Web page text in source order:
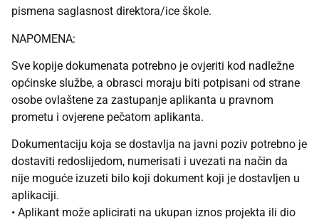
pismena saglasnost direktora/ice škole.
NAPOMENA:
Sve kopije dokumenata potrebno je ovjeriti kod nadležne
općinske službe, a obrasci moraju biti potpisani od strane
osobe ovlaštene za zastupanje aplikanta u pravnom
prometu i ovjerene pečatom aplikanta.
Dokumentaciju koja se dostavlja na javni poziv potrebno je
dostaviti redoslijedom, numerisati i uvezati na način da
nije moguće izuzeti bilo koji dokument koji je dostavljen u
aplikaciji.
• Aplikant može aplicirati na ukupan iznos projekta ili dio